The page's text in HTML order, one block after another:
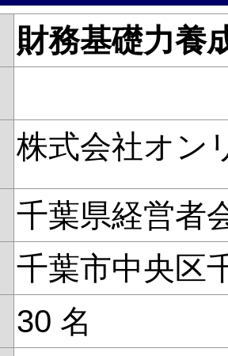
財務基礎力養
株式会社オ
千葉県経営者
千葉市中央区
30 名